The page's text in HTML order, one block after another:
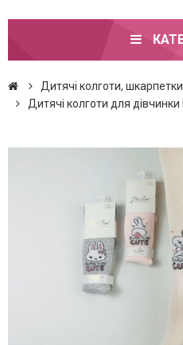
Дитячі колготи, шкарпетки
Дитячі колготи для